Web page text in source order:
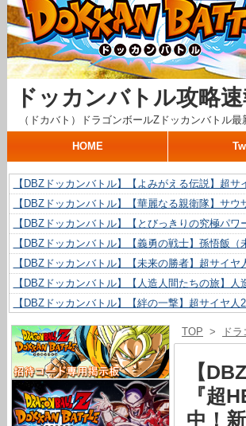
ドッカンバトル攻略
（ドカバト）ドラゴンボールZドッカンバトル最
HOME
【DBZドッカンバトル】【よみがえる伝説】超
【DBZドッカンバトル】【華麗なる親衛隊】サ
【DBZドッカンバトル】【とびっきりの究極パ
【DBZドッカンバトル】【義勇の戦士】孫悟飯
【DBZドッカンバトル】【未来の勝者】超サイ
【DBZドッカンバトル】【人造人間たちの旅】
【DBZドッカンバトル】【絆の一撃】超サイヤ
【DBZドッカンバトル】【抗い続ける精神力】人
【DBZドッカンバトル】【技巧とひらめき】クリ
【DBZドッカンバトル】【新たに得た好機】人造
TOP > ド
【
『超
中！